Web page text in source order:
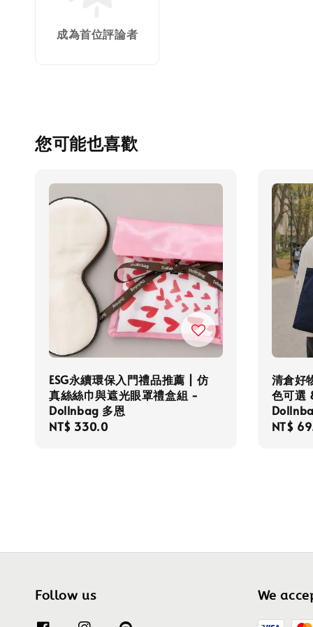
成為首位評論者
您可能也喜歡
ESG永續環保入門禮品推薦 | 仿
真絲絲巾與遮光眼罩禮盒組 -
Dollnbag 多恩
Regular
NT$ 330.0
清倉好
色可選
NT$
Follow us We